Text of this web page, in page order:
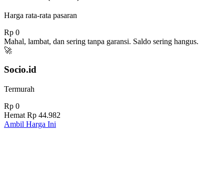
Harga rata-rata pasaran
Rp 0
Mahal, lambat, dan sering tanpa garansi. Saldo sering hangus.
🚀
Socio.id
Termurah
Rp 0
Hemat Rp 44.982
Ambil Harga Ini